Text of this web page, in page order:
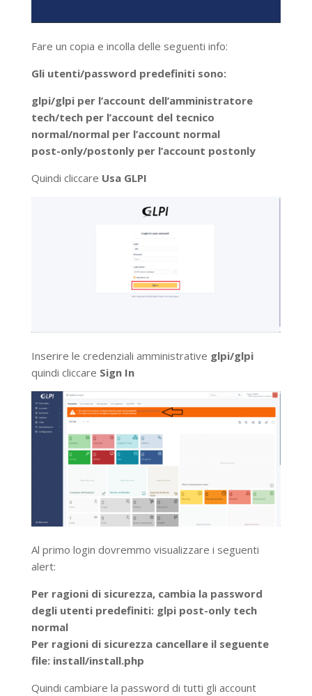
Fare un copia e incolla delle seguenti info:
Gli utenti/password predefiniti sono:
glpi/glpi per l’account dell’amministratore
tech/tech per l’account del tecnico
normal/normal per l’account normal
post-only/postonly per l’account postonly
Quindi cliccare Usa GLPI
Inserire le credenziali amministrative glpi/glpi
quindi cliccare Sign In
Al primo login dovremmo visualizzare i seguenti
alert:
Per ragioni di sicurezza, cambia la password
degli utenti predefiniti: glpi post-only tech
normal
Per ragioni di sicurezza cancellare il seguente
file: install/install.php
Quindi cambiare la password di tutti gli account